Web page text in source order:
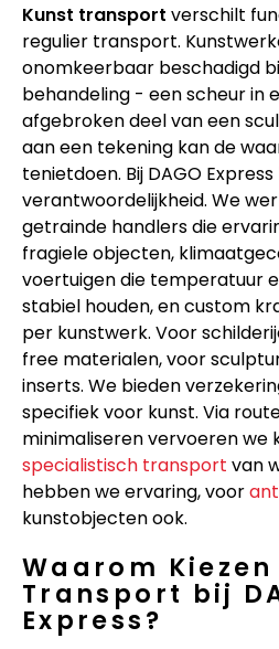
Kunst transport verschilt
regulier transport.
onomkeerbaar beschadigd
behandeling - een scheur in
afgebroken deel van een
aan een tekening kan de
tenietdoen. Bij DAGO
verantwoordelijkheid. We
getrainde handlers die
fragiele objecten,
voertuigen die temperatuur
stabiel houden, en custom
per kunstwerk. Voor
free materialen, voor
inserts. We bieden
specifiek voor kunst. Via
minimaliseren vervoeren we
specialistisch transport van
hebben we ervaring, voor
kunstobjecten ook.
Waarom
Transport bij
Express?